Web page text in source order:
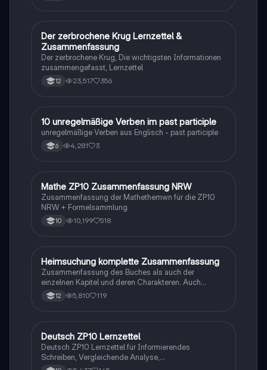
Deutsch
Der zerbrochene Krug Lernzettel &
Zusammenfassung
Der zerbrochene Krug, Die wichtigsten Informationen
zusammengefasst, Lernzettel
12 23,517 356
1 Englisch
10 unregelmäßige Verben im past participle
unregelmäßige Verben aus Englisch - past participle
6 4,281 3
Mathe
Mathe ZP10 Zusammenfassung NRW
Zusammenfassung der Mathethemwn für die ZP10
NRW + Formelsammlung
10 10,199 518
Deutsch
Heimsuchung komplette Zusammenfassung
Zusammenfassung des Buches als auch der
einzelnen Kapitel und deren Charakteren. Auch
tabellarisch. Im Unterricht ohne KI erstellt
12 5,810 119
Deutsch
Deutsch ZP10 Lernzettel
Deutsch ZP10 Lernzettel für Informierendes
Schreiben, Vergleichende Analyse,
Sachtexte/Roman/Gedicht..